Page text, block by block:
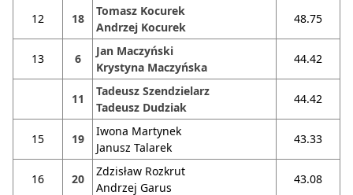
12 18
Tomasz Kocurek
Andrzej Kocurek
48.75
13 6
Jan Maczyński
Krystyna Maczyńska
44.42
11
Tadeusz Szendzielarz
Tadeusz Dudziak
44.42
15 19
Iwona Martynek
Janusz Talarek
43.33
16 20
Zdzisław Rozkrut
Andrzej Garus
43.08